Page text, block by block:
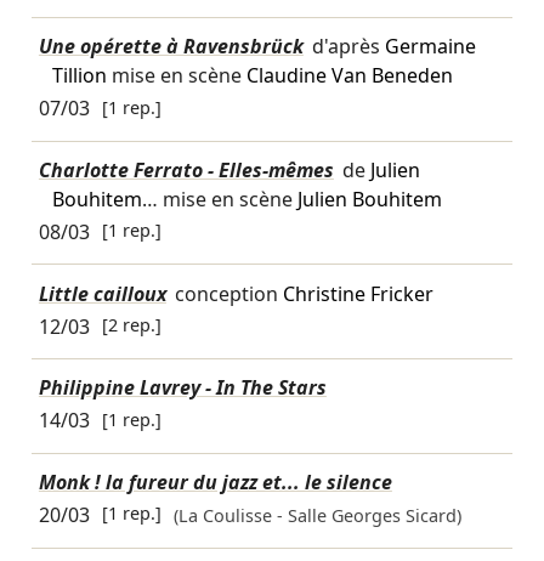
Une opérette à Ravensbrück d'après Germaine
Tillion mise en scène Claudine Van Beneden
07/03 [1 rep.]
Charlotte Ferrato - Elles-mêmes de Julien
Bouhitem… mise en scène Julien Bouhitem
08/03 [1 rep.]
Little cailloux conception Christine Fricker
12/03 [2 rep.]
Philippine Lavrey - In The Stars
14/03 [1 rep.]
Monk ! la fureur du jazz et... le silence
20/03 [1 rep.] (La Coulisse - Salle Georges Sicard)